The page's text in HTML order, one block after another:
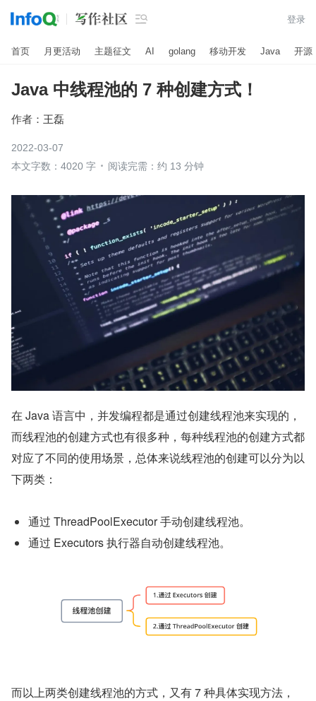
 登录
首页 月更活动 主题征文 AI golang 移动开发 Java 开源
Java 中线程池的 7 种创建方式！
作者： 王磊
2022-03-07
本文字数：4020 字
阅读完需：约 13 分钟
在 Java 语言中，并发编程都是通过创建线程池来实现的，
而线程池的创建方式也有很多种，每种线程池的创建方式都
对应了不同的使用场景，总体来说线程池的创建可以分为以
下两类：
通过 ThreadPoolExecutor 手动创建线程池。
通过 Executors 执行器自动创建线程池。
而以上两类创建线程池的方式，又有 7 种具体实现方法，